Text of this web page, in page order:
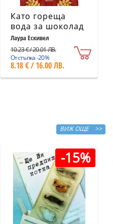
Като гореща
вода за шоколад
(ново издание)
Лаура Ескивел
10.23 € / 20.01 ЛВ.
Отстъпка -20%
8.18 € / 16.00 ЛВ.
ВИЖ ОЩЕ >>
-15%